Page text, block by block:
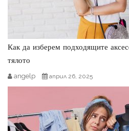
Как да изберем подходящите
тялото
angelp април 26, 2025